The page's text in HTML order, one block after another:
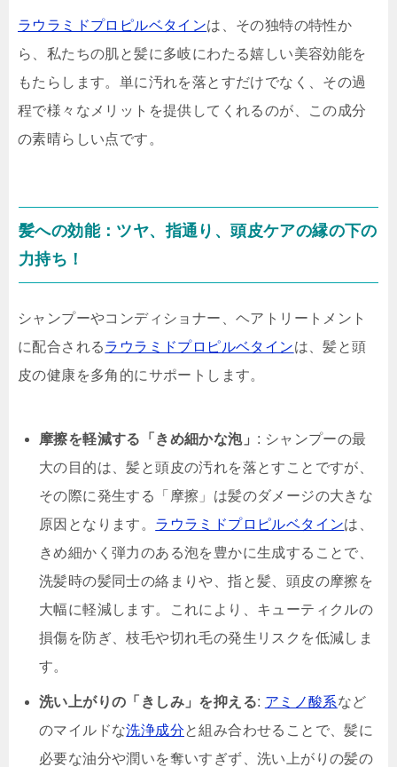
ラウラミドプロピルベタインは、その独特の特性か
ら、私たちの肌と髪に多岐にわたる嬉しい美容効能を
もたらします。単に汚れを落とすだけでなく、その過
程で様々なメリットを提供してくれるのが、この成分
の素晴らしい点です。
髪への効能：ツヤ、指通り、頭皮ケアの縁の下の
力持ち！
シャンプーやコンディショナー、ヘアトリートメント
に配合されるラウラミドプロピルベタインは、髪と頭
皮の健康を多角的にサポートします。
摩擦を軽減する「きめ細かな泡」 : シャンプーの最
大の目的は、髪と頭皮の汚れを落とすことですが、
その際に発生する「摩擦」は髪のダメージの大きな
原因となります。 ラウラミドプロピルベタインは、
きめ細かく弾力のある泡を豊かに生成することで、
洗髪時の髪同士の絡まりや、指と髪、頭皮の摩擦を
大幅に軽減します。これにより、キューティクルの
損傷を防ぎ、枝毛や切れ毛の発生リスクを低減しま
す。
洗い上がりの「きしみ」を抑える: アミノ酸系など
のマイルドな洗浄成分と組み合わせることで、髪に
必要な油分や潤いを奪いすぎず、洗い上がりの髪の